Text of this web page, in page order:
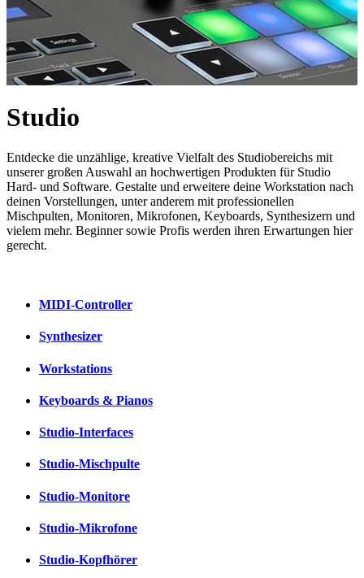
Studio
Entdecke die unzählige, kreative Vielfalt des Studiobereichs mit
unserer großen Auswahl an hochwertigen Produkten für Studio
Hard- und Software. Gestalte und erweitere deine Workstation nach
deinen Vorstellungen, unter anderem mit professionellen
Mischpulten, Monitoren, Mikrofonen, Keyboards, Synthesizern und
vielem mehr. Beginner sowie Profis werden ihren Erwartungen hier
gerecht.
MIDI-Controller
Synthesizer
Workstations
Keyboards & Pianos
Studio-Interfaces
Studio-Mischpulte
Studio-Monitore
Studio-Mikrofone
Studio-Kopfhörer